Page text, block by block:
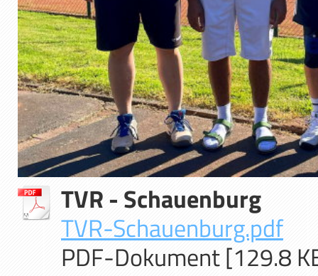
TVR - Schauenburg
TVR-Schauenburg.pdf
PDF-Dokument [129.8